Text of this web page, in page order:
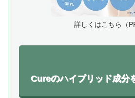
詳しくはこちら（
Cureのハイブリッド成分